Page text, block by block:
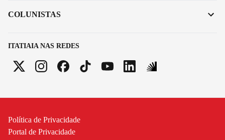
ITATIAIA NAS REDES
COLUNISTAS
Política de Privacidade
Portal de Privacidade